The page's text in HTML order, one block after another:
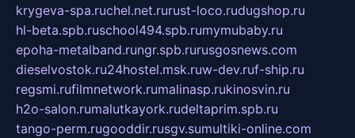
krygeva-spa.ruchel.net.rurust-loco.rudugshop.ru
hl-beta.spb.ruschool494.spb.rumymubaby.ru
epoha-metalband.rungr.spb.rurusgosnews.com
dieselvostok.ru24hostel.msk.ruw-dev.ruf-ship.ru
regsmi.rufilmnetwork.rumalinasp.rukinosvin.ru
h2o-salon.rumalutkayork.rudeltaprim.spb.ru
tango-perm.rugooddir.rusgv.sumultiki-online.com